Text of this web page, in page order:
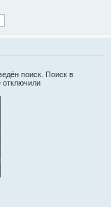
поиск. Поиск в
отключили